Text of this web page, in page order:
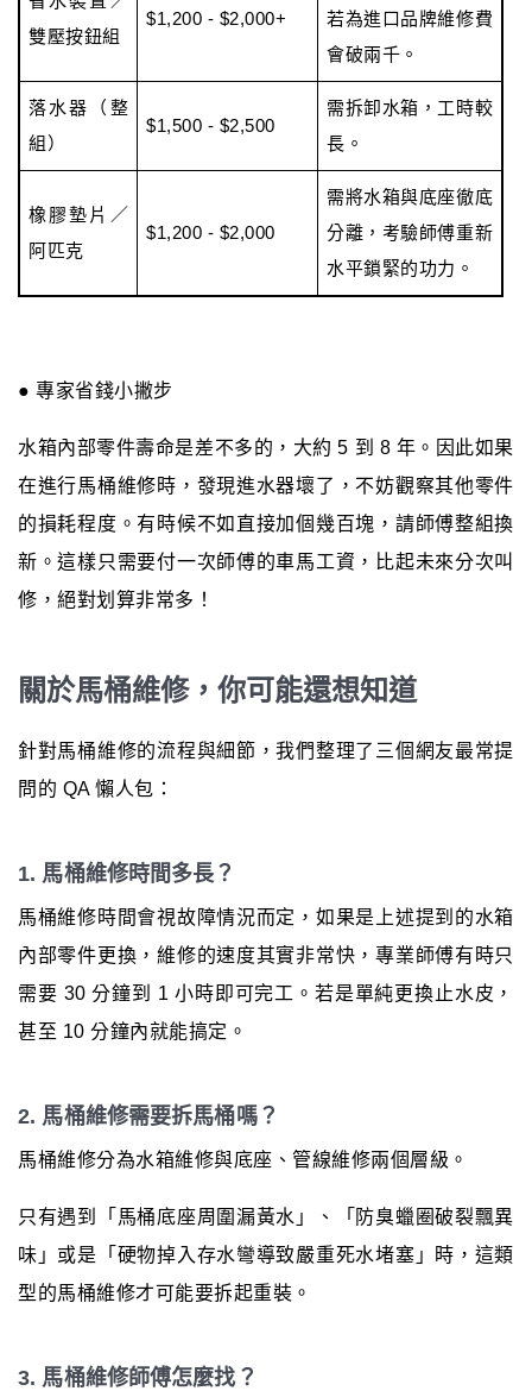
雙壓按鈕組
$1,200 - $2,000+
若為進口品牌維修費
會破兩千。
落水器（整
組）
$1,500 - $2,500
需拆卸水箱，工時較
長。
橡膠墊片／
阿匹克
$1,200 - $2,000
需將水箱與底座徹底
分離，考驗師傅重新
水平鎖緊的功力。
● 專家省錢小撇步
水箱內部零件壽命是差不多的，大約 5 到 8 年。因此如果
在進行馬桶維修時，發現進水器壞了，不妨觀察其他零件
的損耗程度。有時候不如直接加個幾百塊，請師傅整組換
新。這樣只需要付一次師傅的車馬工資，比起未來分次叫
修，絕對划算非常多！
關於馬桶維修，你可能還想知道
針對馬桶維修的流程與細節，我們整理了三個網友最常提
問的 QA 懶人包：
1. 馬桶維修時間多長？
馬桶維修時間會視故障情況而定，如果是上述提到的水箱
內部零件更換，維修的速度其實非常快，專業師傅有時只
需要 30 分鐘到 1 小時即可完工。若是單純更換止水皮，
甚至 10 分鐘內就能搞定。
2. 馬桶維修需要拆馬桶嗎？
馬桶維修分為水箱維修與底座、管線維修兩個層級。
只有遇到「馬桶底座周圍漏黃水」、「防臭蠟圈破裂飄異
味」或是「硬物掉入存水彎導致嚴重死水堵塞」時，這類
型的馬桶維修才可能要拆起重裝。
3. 馬桶維修師傅怎麼找？